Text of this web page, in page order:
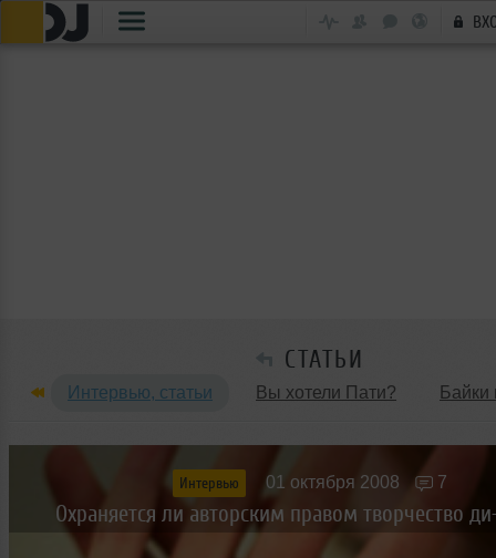
СТАТЬИ
Интервью, статьи Вы хотели Пати? Байки
Танцевальные стили Обзоры Вечеринок и
Новые лица Мужчина & Женщина
Интервью 01 октября 2008 7
Охраняется ли авторским правом творчество